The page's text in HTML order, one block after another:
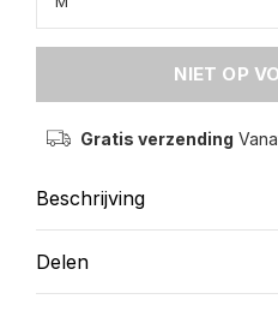
NIET OP
Gratis verzending
Beschrijving
Delen